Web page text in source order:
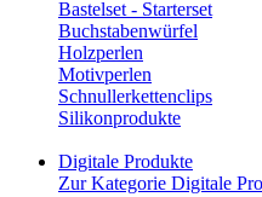
Bastelset - Starterset
Buchstabenwürfel
Holzperlen
Motivperlen
Schnullerkettenclips
Silikonprodukte
Digitale Produkte
Zur Kategorie Digitale